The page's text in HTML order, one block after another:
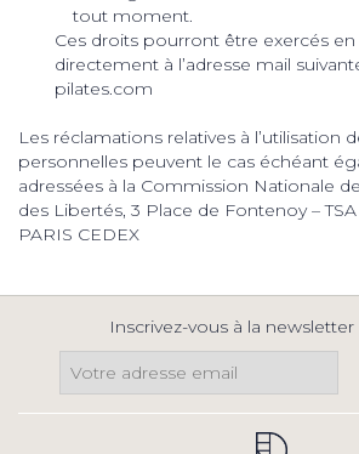
tout moment.
Ces droits pourront être exercés
directement à l’adresse mail
pilates.com
Les réclamations relatives à l’utilisation
personnelles peuvent le cas échéant
adressées à la Commission Nationale
des Libertés, 3 Place de Fontenoy – TSA
PARIS CEDEX
Inscrivez-vous à la